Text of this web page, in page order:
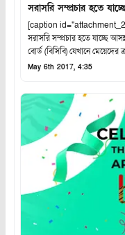
সরাসরি সম্প্রচার হতে
[caption
সরাসরি সম্প্রচার হতে যাচ্ছে
বোর্ড (বিসিবি) যেখানে মেয়েদের
May 6th 2017, 4:35